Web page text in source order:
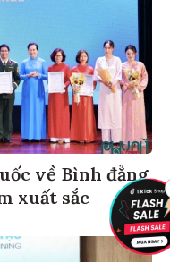
về Bình đẳng
xuất sắc